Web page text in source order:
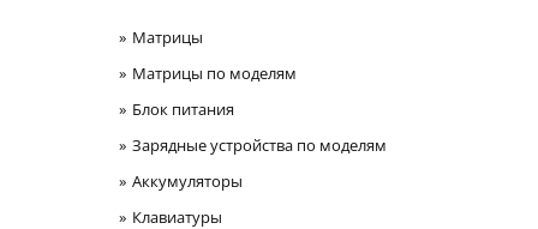
Матрицы
Матрицы по моделям
Блок питания
Зарядные устройства по моделям
Аккумуляторы
Клавиатуры